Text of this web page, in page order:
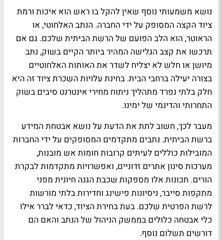
נושא משמעותי נוסף שאין להקל בו ראש הוא איכות ורמת
ציוד הקצה המסופק על ידי החברה. הנתב האלחוטי, או
הראוטר, הוא הלב הפועם של הרשת הביתית שלכם. גם אם
תרכשו את קצב הגלישה המהיר ביותר הקיים בשוק, נתב
מיושן או חלש לא יצליח לשדר את האותות האלחוטיים
בצורה יעילה ברחבי הבית. בחינת עלויות השכרת ציוד זה היא
חלק בלתי נפרד מתהליך ניתוח מחירי אינטרנט סיבים בשוק
התחרותי והדינמי של ימינו.
מעבר לכך, חשוב לתת את הדעת על נושא אבטחת המידע
ברשת הביתית. נתבים מתקדמים המסופקים על ידי החברות
המובילות כוללים לעיתים קרובות חומות אש מובנות,
מערכות סינון אתרים זדוניים, ואפשרויות מתקדמות לבקרת
הורים. תכונות אלו מספקות שכבת הגנה חיונית מפני
מתקפות סייבר, ניסיונות פישינג וחדירות בלתי מורשות
לרשת הפרטית שלכם. בעת בחירת הציוד, כדאי לברר אילו
כלי אבטחה כלולים בממשק הניהול של הנתב והאם הם
דורשים תשלום נוסף.